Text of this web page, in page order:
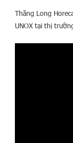
Thăng Long
UNOX tại thị